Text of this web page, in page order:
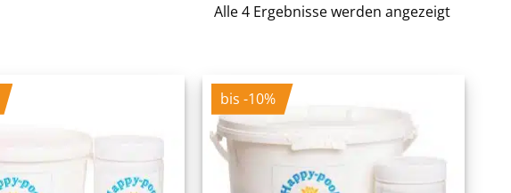
Alle 4 Ergebnisse werden angezeigt
bis -10%